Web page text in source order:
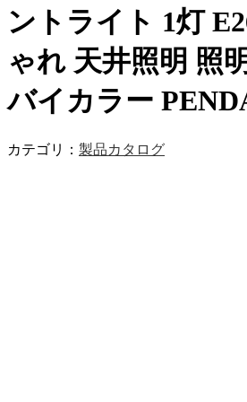
ントライト 1灯
ゃれ 天井照明 照
バイカラー
カテゴリ： 製品カタログ